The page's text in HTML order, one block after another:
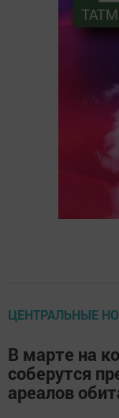
ЦЕНТРАЛЬНЫЕ
В марте на
соберутся
ареалов